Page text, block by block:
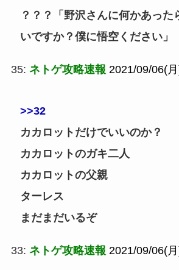
？？？「野沢さんに何かあった
いですか？僕に悟空ください」
35: ネトゲ攻略速報 2021/09/06(
>>32
カカロットだけでいいのか？
カカロットのガキ二人
カカロットの父親
ターレス
まだまだいるぞ
33: ネトゲ攻略速報 2021/09/06(